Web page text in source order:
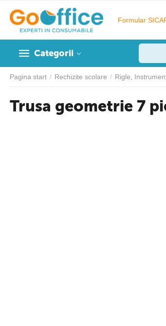
Formular
Categorii
Pagina start / Rechizite scolare / Rigle,
Trusa geometrie 7